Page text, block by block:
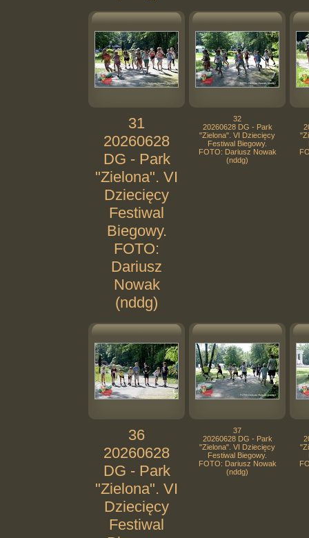
31
20260628
DG - Park
"Zielona". VI
Dziecięcy
Festiwal
Biegowy.
FOTO:
Dariusz
Nowak
(nddg)
32
20260628 DG - Park
"Zielona". VI Dziecięcy
Festiwal Biegowy.
FOTO: Dariusz Nowak
(nddg)
36
20260628
DG - Park
"Zielona". VI
Dziecięcy
Festiwal
37
20260628 DG - Park
"Zielona". VI Dziecięcy
Festiwal Biegowy.
FOTO: Dariusz Nowak
(nddg)